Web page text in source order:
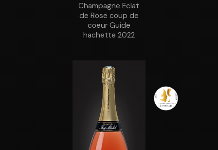
Champagne Eclat
de Rose coup de
coeur Guide
hachette 2022